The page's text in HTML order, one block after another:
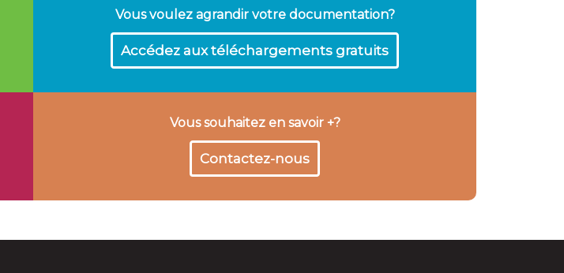
Vous voulez agrandir votre documentation?
Accédez aux téléchargements gratuits
Vous souhaitez en savoir +?
Contactez-nous